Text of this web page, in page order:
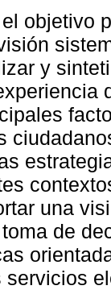
objetivo
y
una
de